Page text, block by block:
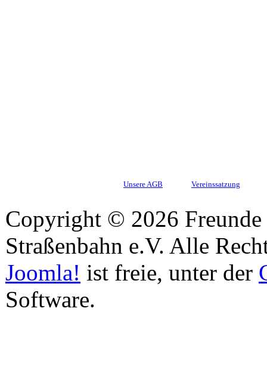
Unsere AGB Vereinssatzung
Copyright © 2026
Straßenbahn e.V. Alle
Joomla! ist freie, unter der
Software.